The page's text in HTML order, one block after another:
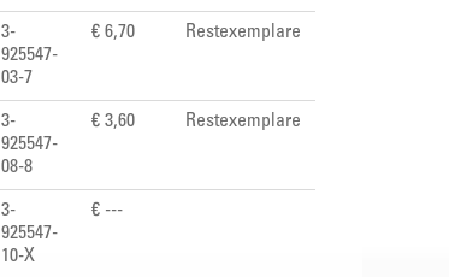
3-
925547-
03-7
€ 6,70 Restexemplare
3-
925547-
08-8
€ 3,60 Restexemplare
3-
925547-
10-X
€ ---